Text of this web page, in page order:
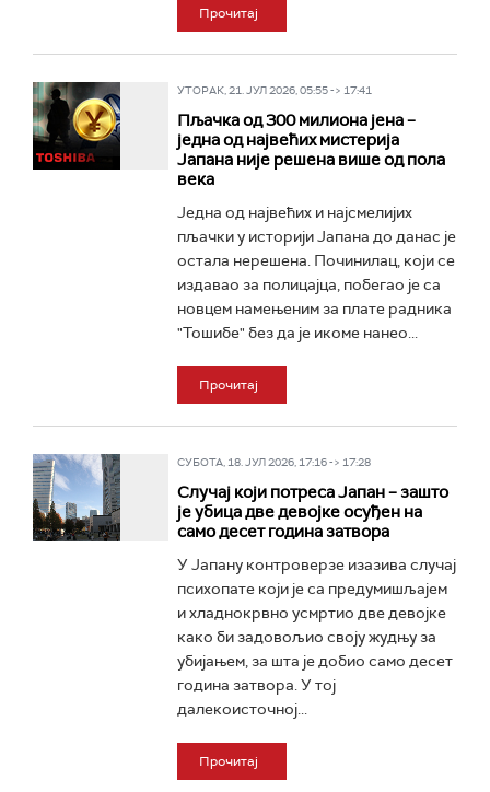
Прочитај
УТОРАК, 21. ЈУЛ 2026, 05:55 -> 17:41
Пљачка од 300 милиона јена –
једна од највећих мистерија
Јапана није решена више од пола
века
Једна од највећих и најсмелијих
пљачки у историји Јапана до данас је
остала нерешена. Починилац, који се
издавао за полицајца, побегао је са
новцем намењеним за плате радника
"Тошибе" без да је икоме нанео...
Прочитај
СУБОТА, 18. ЈУЛ 2026, 17:16 -> 17:28
Случај који потреса Јапан – зашто
је убица две девојке осуђен на
само десет година затвора
У Јапану контроверзе изазива случај
психопате који је са предумишљајем
и хладнокрвно усмртио две девојке
како би задовољио своју жудњу за
убијањем, за шта је добио само десет
година затвора. У тој
далекоисточној...
Прочитај